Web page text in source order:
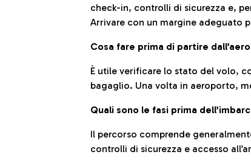
check-in, controlli di sicurezza e,
Arrivare con un margine adeguato
Cosa fare prima di partire
È utile verificare lo stato del volo,
bagaglio. Una volta in aeroporto,
Quali sono le fasi prima
Il percorso comprende
controlli di sicurezza e accesso